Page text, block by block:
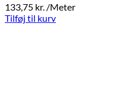
133,75 kr. /Meter
Tilføj til kurv